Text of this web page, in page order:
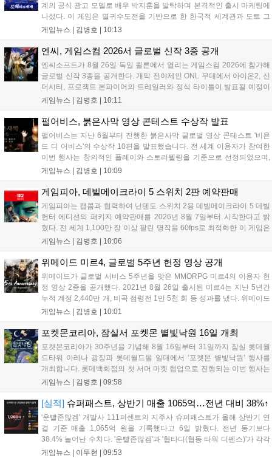
계의 공식 광고 모델로 배우 박지훈을 발탁하며 본격적인 출시 마케팅에
나섰다. 이 게임은 멸귀수도전을 기반으로 한 한국적 세계관과 도트 그
래픽이 특징이다. 오는 8월 사전등록을 시작으로 9월에는 쇼케이스를 통
즈는 박지훈의 이미지를 활용해 게임의 독창적인 재미를 알릴 계획이
다....
게임뉴스 | 김병호 10:13
엔씨, 게임스컴 2026서 글로벌 신작 3종 공개
엔씨소프트가 8월 26일 독일 쾰른에서 열리는 게임스컴 2026에 참가해
글로벌 신작 3종을 공개한다. 개막 전야제인 ONL 무대에서 아이온2, 신
더시티, 프로젝트 본파이어의 트레일러와 정식 타이틀이 발표될 예정이
다. 특히 아이온2는 9월 30일 얼리액세스를 앞두고 있으며, 프로젝트 본
오가 개발 중인 길드워3는 B2B관에 출품되어 글로벌 시장 공략에 나선
다. 엔씨는 이번 행사를 통해 전 세계 이용자와의 접점을 확대하고 신작
에 대한 기대감을 극대화할 계획이다....
게임뉴스 | 김병호 10:11
펄어비스, 붉은사막 영상 콘테스트 수상작 발표
펄어비스는 지난 6월부터 진행한 붉은사막 글로벌 영상 콘테스트 '비욘
드 디 어비스'의 수상작 10편을 발표했습니다. 전 세계 이용자가 참여한
이번 행사는 창의적인 플레이와 스토리텔링을 기준으로 선정되었으며,
수상자들에게는 펄어비스 사옥 '홈 원' 초청 혜택과 기념 주화 및 굿즈가
인공 클리프의 여정을 담은 액션 어드벤처 게임으로 기대를 모으고 있습
니다....
게임뉴스 | 김병호 10:09
게임피아, 데빌메이크라이 5 스위치 2판 예약판매
게임피아는 캡콤과 협력하여 닌텐도 스위치 2용 데빌메이크라이 5 데빌
헌터 에디션의 패키지 예약판매를 2026년 8월 7일부터 시작한다고 밝
혔다. 전 세계 1,100만 장 이상 팔린 명작을 60fps로 최적화한 이 게임은
한국어를 공식 지원하며, 본편 외 다양한 추가 콘텐츠가 포함된다. 국내
쇼핑몰에서 진행된다. 청소년 이용 불가 등급이다....
게임뉴스 | 김병호 10:06
위메이드 미르4, 글로벌 5주년 헌정 영상 공개
위메이드가 글로벌 서비스 5주년을 맞은 MMORPG 미르4의 이용자 헌
정 영상 2종을 공개했다. 2021년 8월 26일 출시된 미르4는 지난 5년간
누적 계정 2,440만 개, 비곡 점령전 1만 5천 회 등 성과를 냈다. 위메이드
는 감사의 의미를 담은 오리지널 음원 뮤직비디오와 성과 정리 영상을
하겠다는 의지를 밝혔다....
게임뉴스 | 김병호 10:01
포켓몬코리아, 잠실서 포켓몬 별빛낙원 16일 개최
포켓몬코리아가 30주년을 기념해 8월 16일부터 31일까지 잠실 롯데월
드타워 아레나 광장과 롯데월드몰 일대에서 ‘포켓몬 별빛낙원’ 행사를
개최합니다. 롯데백화점의 첫 서머 마켓 협업으로 진행되는 이번 행사는
초대형 잉어킹 수로와 LED 폭포 등 신비로운 테마 공간과 팝업스토어,
화점몰에서 진행되며, 방문객에게는 프로모 카드 등 다양한 혜택이 제공
됩니다. 포켓몬과 함께하는 이번 여름 축제는 포켓몬 공식 홈페이지를
통해 상세 내용을 확인할 수 있습니다....
게임뉴스 | 김병호 09:58
[실적] 슈퍼패스트, 상반기 매출 1065억…전년 대비 38%↑
'운빨존많겜' 개발사 111퍼센트의 지주사 슈퍼패스트가 올해 상반기 연
결 기준 매출 1,065억 원을 기록했다고 6일 밝혔다. 전년 동기보다
38.4% 늘어난 수치다. '운빨존많겜'과 '협타디(협동 타워 디펜스)'가 각각
629억 원과 329억 원을 올려 전체 매출의 90%를 채웠다. 특히 2024년
게임뉴스 | 이두현 09:53